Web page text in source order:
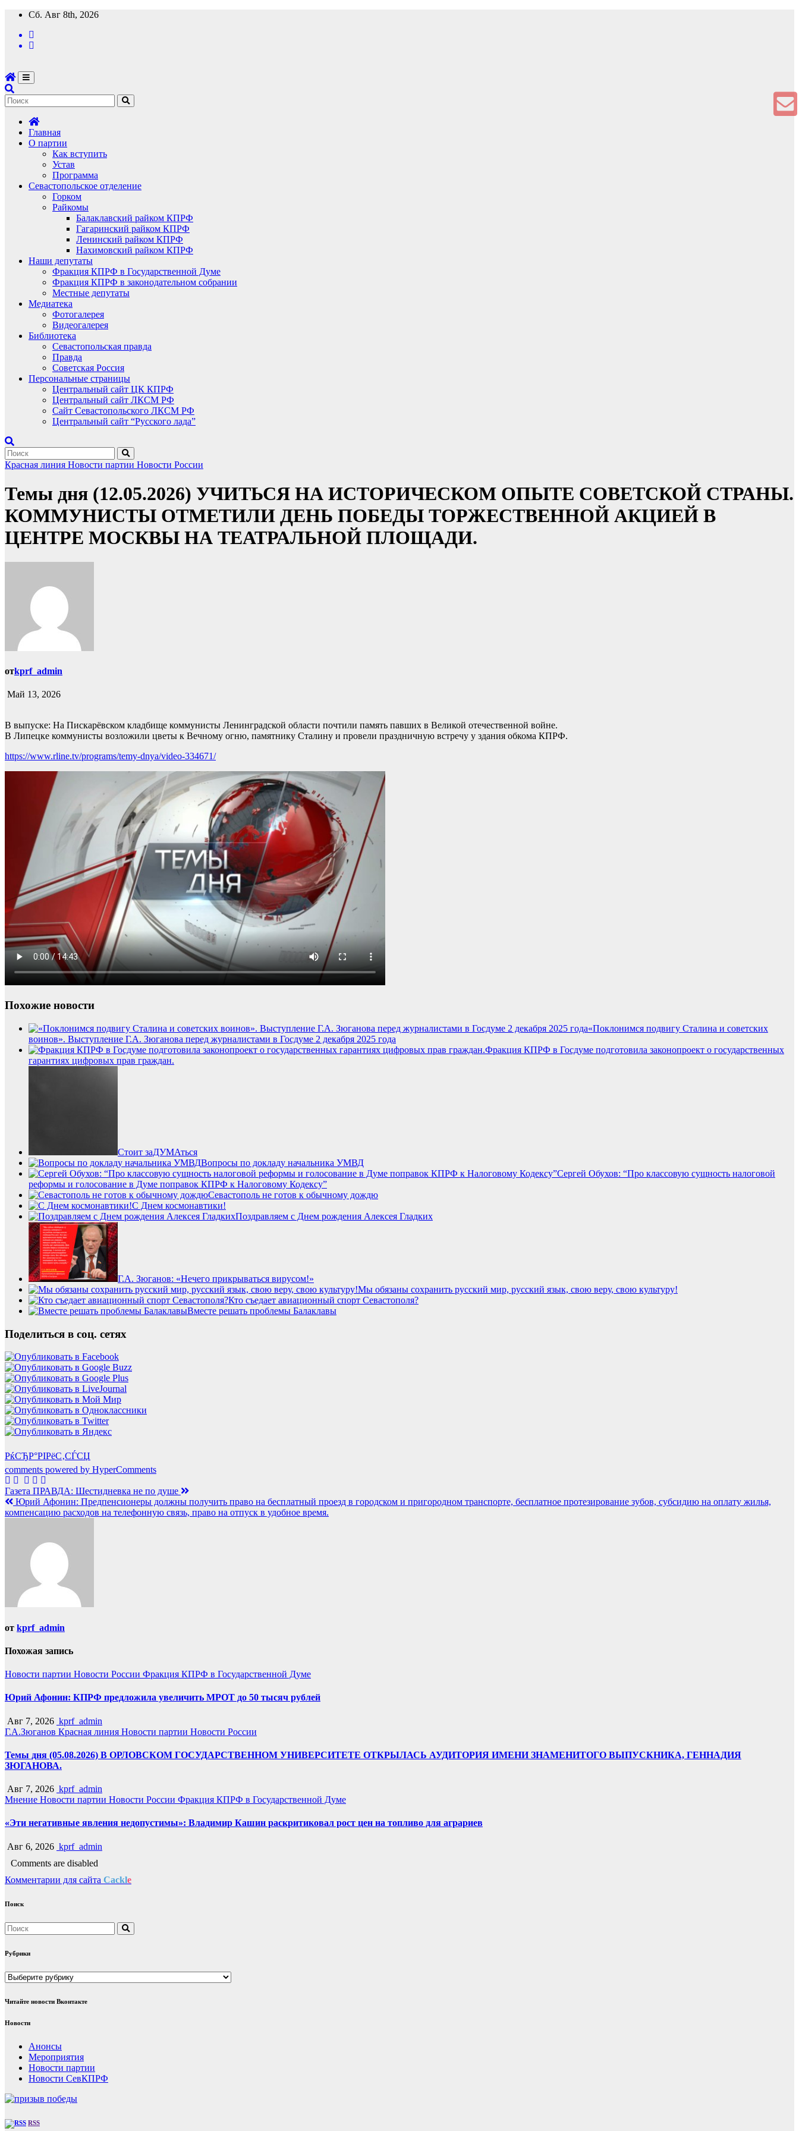
Перейти
содержимому
Сб. Авг 8th, 2026
Главная
О партии
Как вступить
Устав
Программа
Севастопольское отделение
Горком
Райкомы
Балаклавский райком КПРФ
Гагаринский райком КПРФ
Ленинский райком КПРФ
Нахимовский райком КПРФ
Наши депутаты
Фракция КПРФ в Государственной Думе
Фракция КПРФ в законодательном собрании
Местные депутаты
Медиатека
Фотогалерея
Видеогалерея
Библиотека
Севастопольская правда
Правда
Советская Россия
Персональные страницы
Центральный сайт ЦК КПРФ
Центральный сайт ЛКСМ РФ
Сайт Севастопольского ЛКСМ РФ
Центральный сайт “Русского лада”
Красная линия Новости партии Новости России
Темы дня (12.05.2026) УЧИТЬСЯ НА ИСТОРИЧЕСКОМ ОПЫТЕ СОВЕТСКОЙ СТРАНЫ.
КОММУНИСТЫ ОТМЕТИЛИ ДЕНЬ ПОБЕДЫ ТОРЖЕСТВЕННОЙ АКЦИЕЙ В
ЦЕНТРЕ МОСКВЫ НА ТЕАТРАЛЬНОЙ ПЛОЩАДИ.
отkprf_admin
Май 13, 2026
В выпуске: На Пискарёвском кладбище коммунисты Ленинградской области почтили память павших в Великой отечественной войне.
В Липецке коммунисты возложили цветы к Вечному огню, памятнику Сталину и провели праздничную встречу у здания обкома КПРФ.
https://www.rline.tv/programs/temy-dnya/video-334671/
Похожие новости
«Поклонимся подвигу Сталина и советских
воинов». Выступление Г.А. Зюганова перед журналистами в Госдуме 2 декабря 2025 года
Фракция КПРФ в Госдуме подготовила законопроект о государственных
гарантиях цифровых прав граждан.
Стоит заДУМАться
Вопросы по докладу начальника УМВД
Сергей Обухов: “Про классовую сущность налоговой
реформы и голосование в Думе поправок КПРФ к Налоговому Кодексу”
Севастополь не готов к обычному дождю
С Днем космонавтики!
Поздравляем с Днем рождения Алексея Гладких
Г.А. Зюганов: «Нечего прикрываться вирусом!»
Мы обязаны сохранить русский мир, русский язык, свою веру, свою культуру!
Кто съедает авиационный спорт Севастополя?
Вместе решать проблемы Балаклавы
Поделиться в соц. сетях
РќСЂР°РІРёС‚СЃСЏ
comments powered by HyperComments
Навигация
по
Газета ПРАВДА: Шестидневка не по душе
Юрий Афонин: Предпенсионеры должны получить право на бесплатный проезд в городском и пригородном транспорте, бесплатное протезирование зубов, субсидию на оплату жилья,
компенсацию расходов на телефонную связь, право на отпуск в удобное время.
от kprf_admin
Похожая запись
Новости партии Новости России Фракция КПРФ в Государственной Думе
Юрий Афонин: КПРФ предложила увеличить МРОТ до 50 тысяч рублей
Авг 7, 2026 kprf_admin
Г.А.Зюганов Красная линия Новости партии Новости России
Темы дня (05.08.2026) В ОРЛОВСКОМ ГОСУДАРСТВЕННОМ УНИВЕРСИТЕТЕ ОТКРЫЛАСЬ АУДИТОРИЯ ИМЕНИ ЗНАМЕНИТОГО ВЫПУСКНИКА, ГЕННАДИЯ
ЗЮГАНОВА.
Авг 7, 2026 kprf_admin
Мнение Новости партии Новости России Фракция КПРФ в Государственной Думе
«Эти негативные явления недопустимы»: Владимир Кашин раскритиковал рост цен на топливо для аграриев
Авг 6, 2026 kprf_admin
Comments are disabled
Комментарии для сайта Cackle
Поиск
Рубрики
Рубрики
Читайте новости Вконтакте
Новости
Анонсы
Мероприятия
Новости партии
Новости СевКПРФ
RSS